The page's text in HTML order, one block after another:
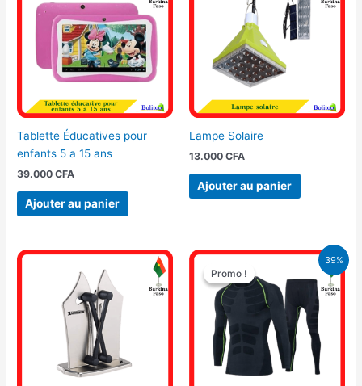
Tablette Éducatives pour
enfants 5 a 15 ans
39.000CFA
Ajouter au panier
Lampe Solaire
13.000 CFA
Ajouter au panier
39%
Promo !
Promo !
Le
prix
initial
était :
19.000 CFA.
Le
actuel
est :
11.500 CFA.